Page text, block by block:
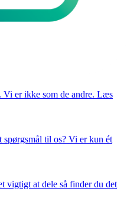
Vi er ikke som de andre. Læs
til os? Vi er kun ét
vigtigt at dele så finder du det